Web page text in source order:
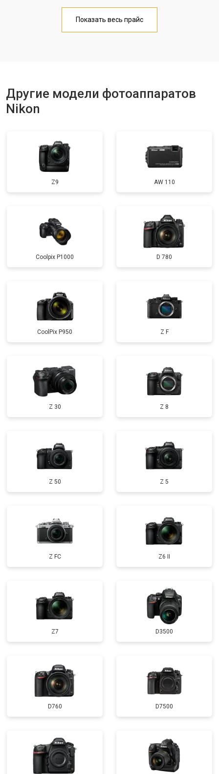
Чистка матрицы от 3100 ₽
Показать весь прайс
Другие модели фотоаппаратов
Nikon
Z9 AW 110
Coolpix P1000 D 780
CoolPix P950 Z F
Z 30 Z 8
Z 50 Z 5
Z FC Z6 II
Z7 D3500
D760 D7500